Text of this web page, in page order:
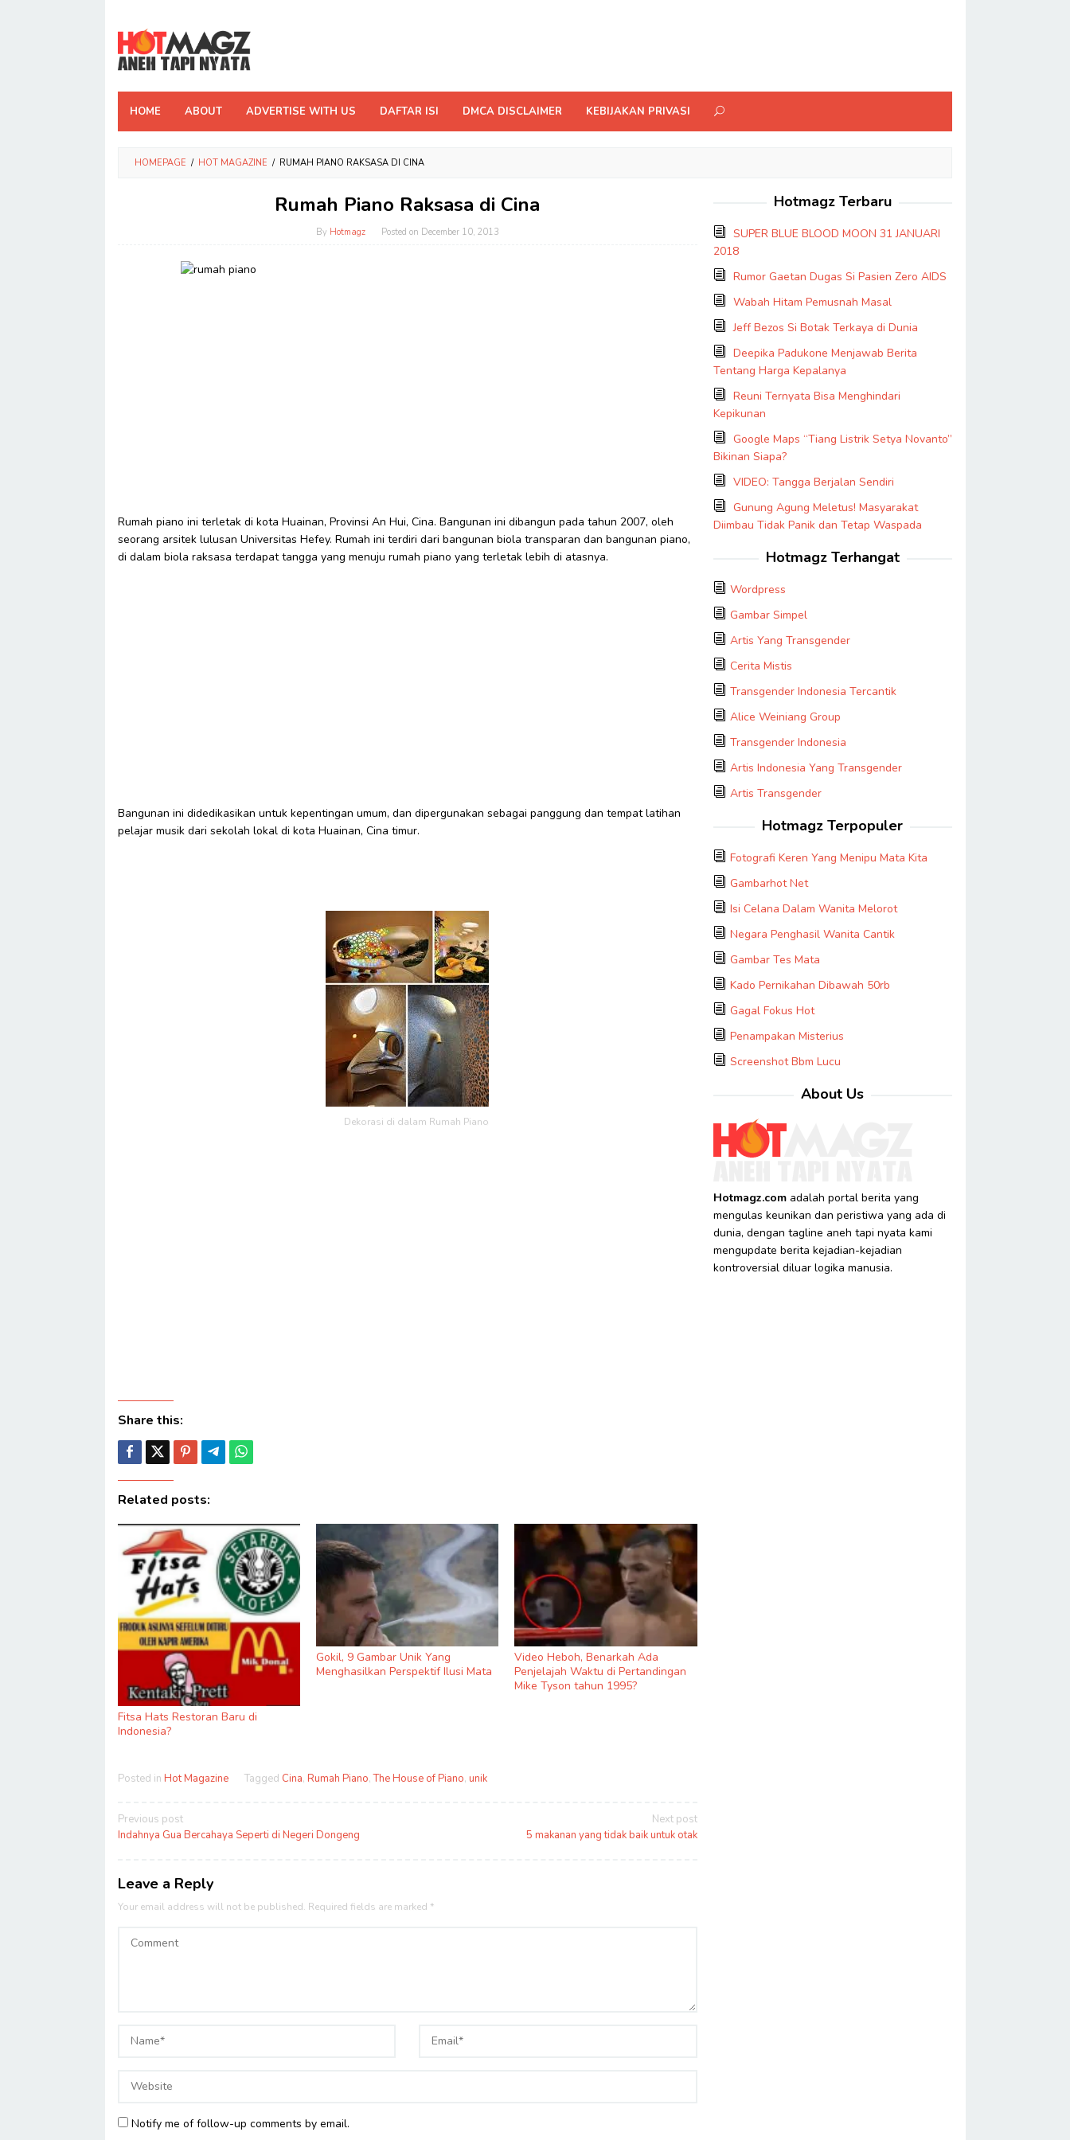
content
HOME ABOUT ADVERTISE WITH US DAFTAR ISI DMCA DISCLAIMER KEBIJAKAN PRIVASI
HOMEPAGE / HOT MAGAZINE / RUMAH PIANO RAKSASA DI CINA
Rumah Piano Raksasa di Cina
By Hotmagz Posted on December 10, 2013
Rumah piano ini terletak di kota Huainan, Provinsi An Hui, Cina. Bangunan ini dibangun pada tahun 2007, oleh
seorang arsitek lulusan Universitas Hefey. Rumah ini terdiri dari bangunan biola transparan dan bangunan piano,
di dalam biola raksasa terdapat tangga yang menuju rumah piano yang terletak lebih di atasnya.
Bangunan ini didedikasikan untuk kepentingan umum, dan dipergunakan sebagai panggung dan tempat latihan
pelajar musik dari sekolah lokal di kota Huainan, Cina timur.
Dekorasi di dalam Rumah Piano
Share this:
Related posts:
Fitsa Hats Restoran Baru di
Indonesia?
Gokil, 9 Gambar Unik Yang
Menghasilkan Perspektif Ilusi Mata
Video Heboh, Benarkah Ada
Penjelajah Waktu di Pertandingan
Mike Tyson tahun 1995?
Posted in Hot Magazine Tagged Cina, Rumah Piano,The House of Piano, unik
Post
navigation
Previous post
Indahnya Gua Bercahaya Seperti di Negeri Dongeng
Next post
5 makanan yang tidak baik untuk otak
Leave a Reply
Your email address will not be published. Required fields are marked *
Notify me of follow-up comments by email.
Hotmagz Terbaru
SUPER BLUE BLOOD MOON 31 JANUARI
2018
Rumor Gaetan Dugas Si Pasien Zero AIDS
Wabah Hitam Pemusnah Masal
Jeff Bezos Si Botak Terkaya di Dunia
Deepika Padukone Menjawab Berita
Tentang Harga Kepalanya
Reuni Ternyata Bisa Menghindari
Kepikunan
Google Maps “Tiang Listrik Setya Novanto”
Bikinan Siapa?
VIDEO: Tangga Berjalan Sendiri
Gunung Agung Meletus! Masyarakat
Diimbau Tidak Panik dan Tetap Waspada
Hotmagz Terhangat
Wordpress
Gambar Simpel
Artis Yang Transgender
Cerita Mistis
Transgender Indonesia Tercantik
Alice Weiniang Group
Transgender Indonesia
Artis Indonesia Yang Transgender
Artis Transgender
Hotmagz Terpopuler
Fotografi Keren Yang Menipu Mata Kita
Gambarhot Net
Isi Celana Dalam Wanita Melorot
Negara Penghasil Wanita Cantik
Gambar Tes Mata
Kado Pernikahan Dibawah 50rb
Gagal Fokus Hot
Penampakan Misterius
Screenshot Bbm Lucu
About Us
Hotmagz.comadalah portal berita yang
mengulas keunikan dan peristiwa yang ada di
dunia, dengan tagline aneh tapi nyata kami
mengupdate berita kejadian-kejadian
kontroversial diluar logika manusia.